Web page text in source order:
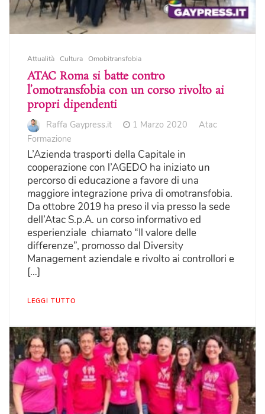
Attualità Cultura Omobitransfobia
ATAC Roma si batte contro
l’omotransfobia con un corso rivolto ai
propri dipendenti
Raffa Gaypress.it 1 Marzo 2020
Atac
Formazione
L’Azienda trasporti della Capitale in
cooperazione con l’AGEDO ha iniziato un
percorso di educazione a favore di una
maggiore integrazione priva di omotransfobia.
Da ottobre 2019 ha preso il via presso la sede
dell’Atac S.p.A. un corso informativo ed
esperienziale chiamato “Il valore delle
differenze”, promosso dal Diversity
Management aziendale e rivolto ai controllori e
[…]
LEGGI TUTTO